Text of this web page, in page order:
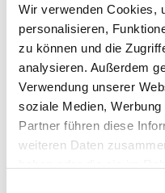
Wir verwenden Cookies,
personalisieren,
zu können und die
analysieren. Außerdem
Verwendung unserer
soziale Medien,
Partner führen diese
weiteren Daten
Montag, 15.